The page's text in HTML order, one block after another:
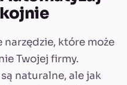
które może
Twojej firmy.
naturalne, ale jak